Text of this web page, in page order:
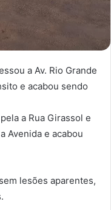
a Av. Rio Grande
e acabou sendo
a Rua Girassol e
Avenida e acabou
lesões aparentes,